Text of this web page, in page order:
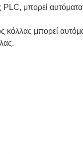
μπορεί αυτόματα
μπορεί